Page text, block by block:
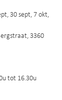
30 sept, 7 okt,
3360
tot 16.30u